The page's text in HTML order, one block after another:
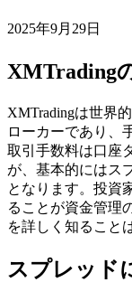
2025年9月29日
XMTrading
XMTradingは世界
ローカーであり、
取引手数料は口座
が、基本的にはス
となります。投資
ることが資金管理
を詳しく知ること
スプレッド